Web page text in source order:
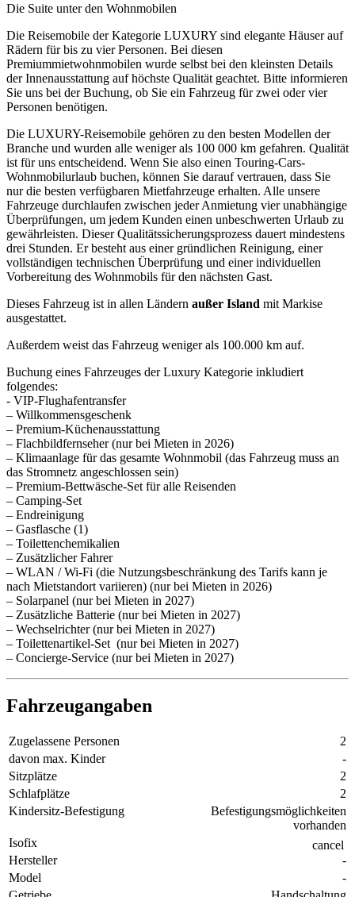
Die Suite unter den Wohnmobilen
Die Reisemobile der Kategorie LUXURY sind elegante Häuser auf
Rädern für bis zu vier Personen. Bei diesen
Premiummietwohnmobilen wurde selbst bei den kleinsten Details
der Innenausstattung auf höchste Qualität geachtet. Bitte informieren
Sie uns bei der Buchung, ob Sie ein Fahrzeug für zwei oder vier
Personen benötigen.
Die LUXURY-Reisemobile gehören zu den besten Modellen der
Branche und wurden alle weniger als 100 000 km gefahren. Qualität
ist für uns entscheidend. Wenn Sie also einen Touring-Cars-
Wohnmobilurlaub buchen, können Sie darauf vertrauen, dass Sie
nur die besten verfügbaren Mietfahrzeuge erhalten. Alle unsere
Fahrzeuge durchlaufen zwischen jeder Anmietung vier unabhängige
Überprüfungen, um jedem Kunden einen unbeschwerten Urlaub zu
gewährleisten. Dieser Qualitätssicherungsprozess dauert mindestens
drei Stunden. Er besteht aus einer gründlichen Reinigung, einer
vollständigen technischen Überprüfung und einer individuellen
Vorbereitung des Wohnmobils für den nächsten Gast.
Dieses Fahrzeug ist in allen Ländern außer Island mit Markise
ausgestattet.
Außerdem weist das Fahrzeug weniger als 100.000 km auf.
Buchung eines Fahrzeuges der Luxury Kategorie inkludiert
folgendes:
- VIP-Flughafentransfer
– Willkommensgeschenk
– Premium-Küchenausstattung
– Flachbildfernseher (nur bei Mieten in 2026)
– Klimaanlage für das gesamte Wohnmobil (das Fahrzeug muss an
das Stromnetz angeschlossen sein)
– Premium-Bettwäsche-Set für alle Reisenden
– Camping-Set
– Endreinigung
– Gasflasche (1)
– Toilettenchemikalien
– Zusätzlicher Fahrer
– WLAN / Wi-Fi (die Nutzungsbeschränkung des Tarifs kann je
nach Mietstandort variieren) (nur bei Mieten in 2026)
– Solarpanel (nur bei Mieten in 2027)
– Zusätzliche Batterie (nur bei Mieten in 2027)
– Wechselrichter (nur bei Mieten in 2027)
– Toilettenartikel-Set (nur bei Mieten in 2027)
– Concierge-Service (nur bei Mieten in 2027)
Fahrzeugangaben
Zugelassene Personen
2
davon max. Kinder
-
Sitzplätze
2
Schlafplätze
2
Kindersitz-Befestigung
Befestigungsmöglichkeiten
vorhanden
Isofix
cancel
Hersteller
-
Model
-